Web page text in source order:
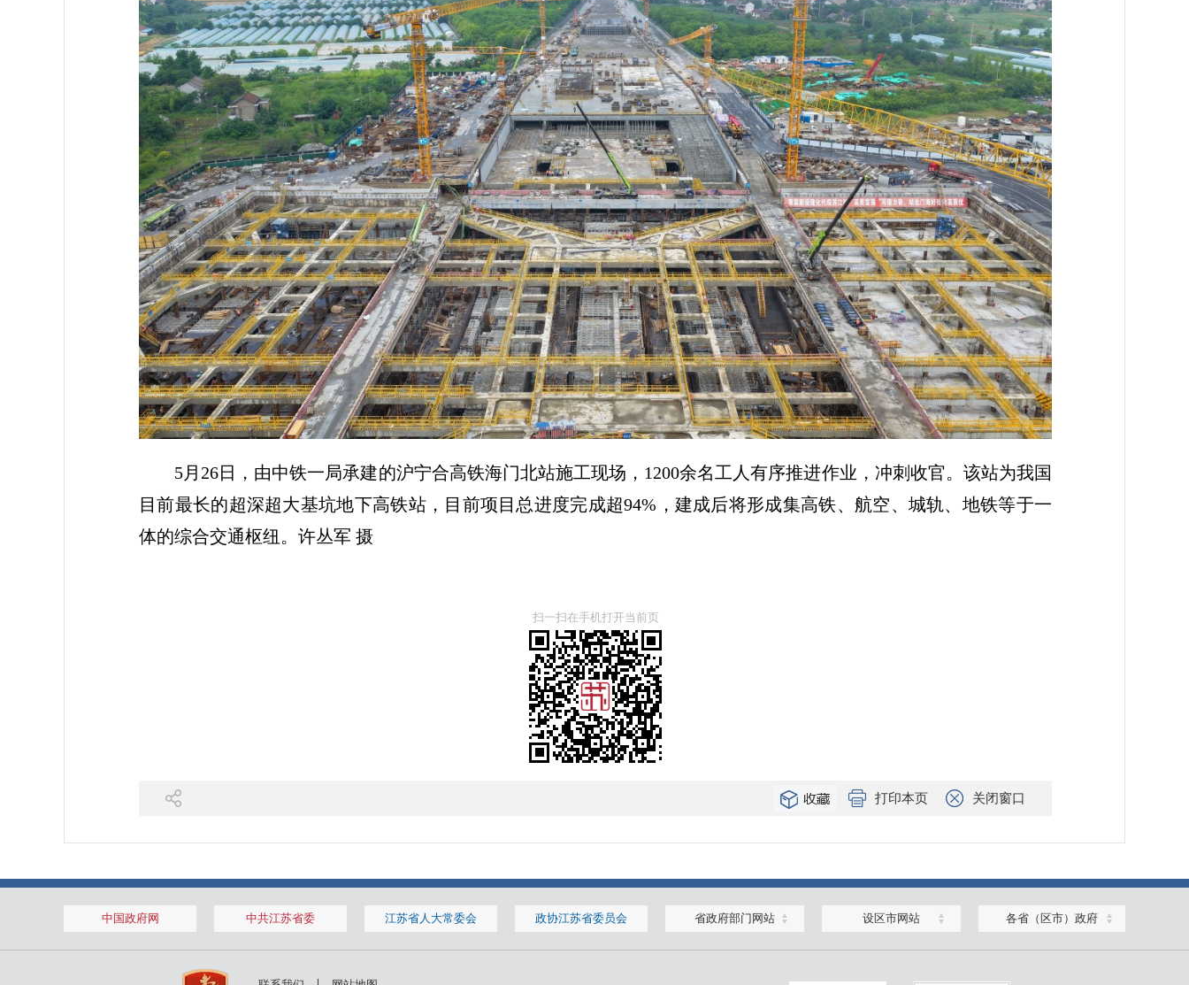
5月26日，由中铁一局承建的沪宁合高铁海门北站施工现场，1200余名工人有序推进作业，冲刺收官。该站为我国
目前最长的超深超大基坑地下高铁站，目前项目总进度完成超94%，建成后将形成集高铁、航空、城轨、地铁等于一
体的综合交通枢纽。许丛军 摄
扫一扫在手机打开当前页
打印本页 关闭窗口
中国政府网 中共江苏省委 江苏省人大常委会 政协江苏省委员会 省政府部门网站 设区市网站 各省（区市）政府